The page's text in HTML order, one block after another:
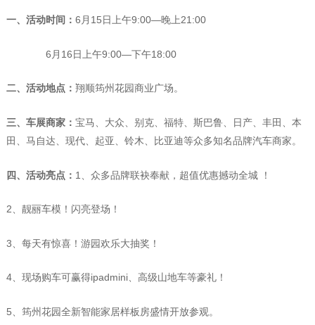
一、活动时间： 6月15日上午9:00—晚上21:00
6月16日上午9:00—下午18:00
二、活动地点： 翔顺筠州花园商业广场。
三、车展商家： 宝马、大众、别克、福特、斯巴鲁、日产、丰田、本
田、马自达、现代、起亚、铃木、比亚迪等众多知名品牌汽车商家。
四、活动亮点： 1、众多品牌联袂奉献，超值优惠撼动全城 ！
2、靓丽车模！闪亮登场！
3、每天有惊喜！游园欢乐大抽奖！
4、现场购车可赢得ipadmini、高级山地车等豪礼！
5、筠州花园全新智能家居样板房盛情开放参观。